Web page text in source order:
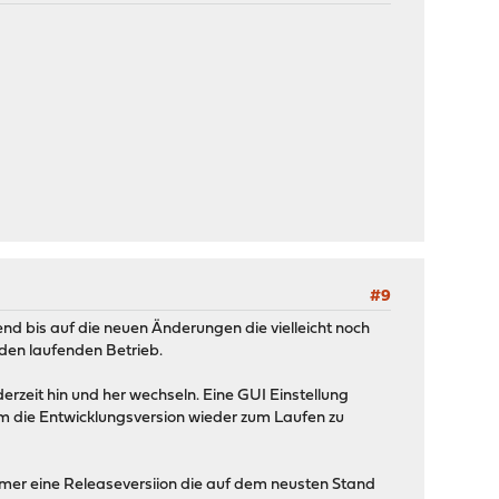
#9
bis auf die neuen Änderungen die vielleicht noch
laufenden Betrieb.
hin und her wechseln. Eine GUI Einstellung
die Entwicklungsversion wieder zum Laufen zu
eine Releaseversiion die auf dem neusten Stand